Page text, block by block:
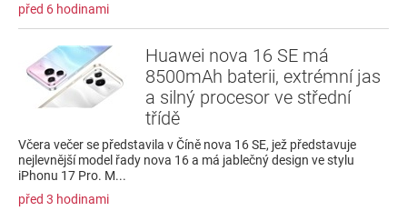
před 6 hodinami
Huawei nova 16 SE má
8500mAh baterii, extrémní jas
a silný procesor ve střední
třídě
Včera večer se představila v Číně nova 16 SE, jež představuje
nejlevnější model řady nova 16 a má jablečný design ve stylu
iPhonu 17 Pro. M...
před 3 hodinami